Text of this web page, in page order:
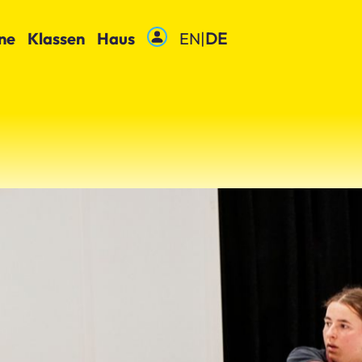
Klassen Haus EN|DE